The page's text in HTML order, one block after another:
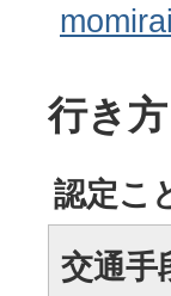
行き方
認定こ
交通手